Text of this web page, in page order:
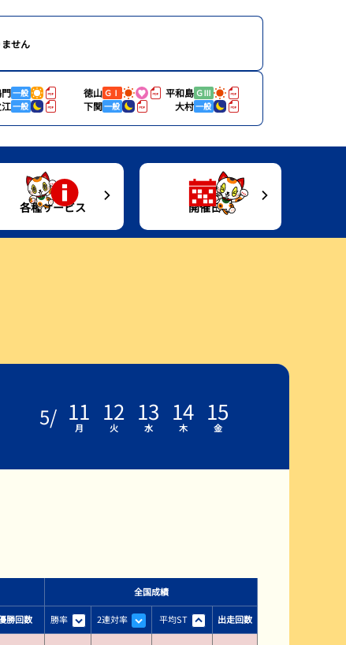
せん
一般 徳山 ＧⅠ 平和島 ＧⅢ
一般 下関一般 大村一般
各種サービス
公式YouTube配信番組表
よくある質問Q&A
開催日程
5/ 11
月
12
火
13
水
14
木
15
金
全国成績
勝回数 勝率 2連対率 平均ST 出走回数